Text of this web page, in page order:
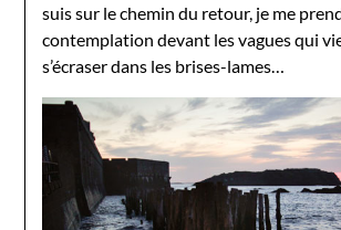
suis sur le chemin du retour, je me
contemplation devant les vagues qui
s’écraser dans les brises-lames…